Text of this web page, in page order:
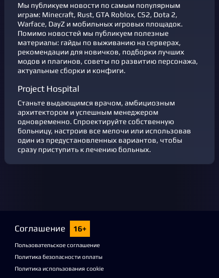
Мы публикуем новости по самым популярным
играм: Minecraft, Rust, GTA Roblox, CS2, Dota 2,
Warface, DayZ и мобильных игровых площадок.
Помимо новостей мы публикуем полезные
материалы: гайды по выживанию на серверах,
рекомендации для новичков, подборки лучших
модов и плагинов, советы по развитию персонажа,
актуальные сборки и конфиги.
Project Hospital
Станьте выдающимся врачом, амбициозным
архитектором и успешным менеджером
одновременно. Спроектируйте собственную
больницу, настроив все мелочи или использовав
один из предустановленных вариантов, чтобы
сразу приступить к лечению больных.
Соглашение 16+
Пользовательское соглашение
Политика безопасности оплаты
Политика использования cookie